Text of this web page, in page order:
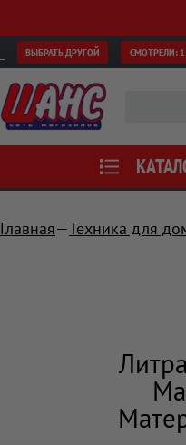
ВЫБРАТЬ ДРУГОЙ СМОТРЕЛИ: 1
Главная Техника для